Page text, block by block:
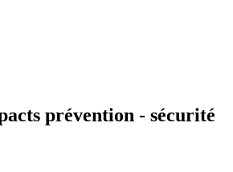
prévention - sécurité